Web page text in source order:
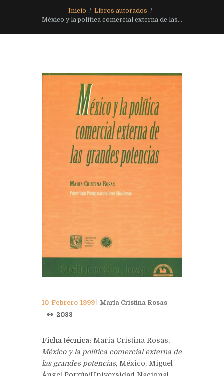
Inicio
Libros autorados
México y la política comercial externa de las...
10-Febrero-1999
María Cristina Rosas
2033
Ficha técnica: María Cristina Rosas,
México y la política comercial externa de
las grandes potencias, México, Miguel